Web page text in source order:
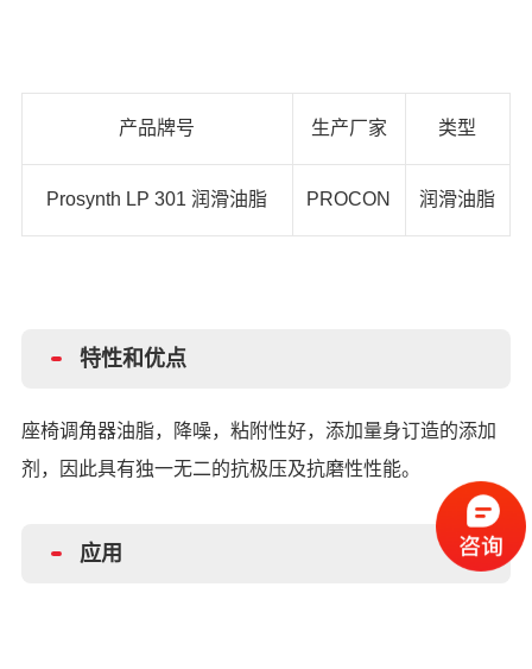
产品牌号 生产厂家 类型
Prosynth LP 301 润滑油脂 PROCON 润滑油脂
特性和优点
座椅调角器油脂，降噪，粘附性好，添加量身订造的添加
剂，因此具有独一无二的抗极压及抗磨性性能。
应用